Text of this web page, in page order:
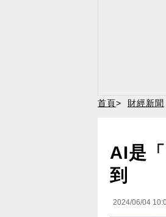
首頁> 財經新聞
AI是
到
2024/06/04